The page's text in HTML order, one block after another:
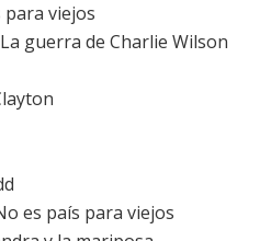
para viejos
La guerra de Charlie Wilson
es país para viejos